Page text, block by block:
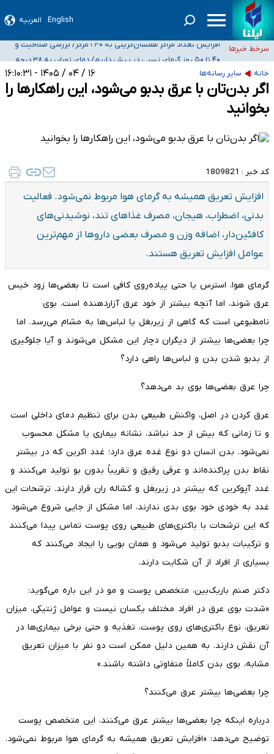
English العربیه
سرخط خبرها :
ضرورت آموزش حریم خصوصی در فضای آنلاین در مدارس/ هزینه‌های سنگین
اجتماعی انتشار تصاویر خصوصی برای قربانیان/ سوءاستفاده مجرمان از ترس
رسوایی
نظارت‌ها به سازمان تبلیغات واگذار شده است
۴۰ تا ۵۰ روز گرمای نسبی در پیش داریم/ دمای تهران به ۳۸ درجه
موضع وزارت بهداشت درباره ظرفیت پزشکی کنکور ۱۴۰۵: خواستار اصلاح ظرفیت‌ها
هستیم، اما هنوز پاسخ مشخصی نگرفته‌ایم
تعویق آزمون ورودی دکترای تخصصی فرماندهی صحنه عملیات و دکترای تخصصی
جغرافیای نظامی دافوس آجا
خانه سایر رسانه‌ها ۱۶ / ۰۴ / ۱۴۰۵ - ۱۶:۱۰:۳۱
اگر بدن‌تان با عرق بدبو می‌شود، این راهکارها را
بخوانید
کد خبر : 1809821
افزایش تعریق همیشه به گرمای هوا مربوط نمی‌شود. فعالیت
بدنی، اضطراب، هیجان، مصرف غذاهای تند، نوشیدنی‌های
کافئین‌دار، اضافه وزن و مصرف بعضی داروها از مهم‌ترین
عوامل افزایش تعریق هستند.
گرمای هوا، استرس یا حتی پیاده‌روی کافی است تا بعضی‌ها زود خیس
عرق شوند، اما آنچه بیشتر از خود عرق آزاردهنده است، بوی
نامطبوعی است که گاهی از زیربغل یا لباس‌ها به مشام می‌رسد. اما
چرا بعضی‌ها بیشتر از دیگران دچار این مشکل می‌شوند و آیا جلوگیری
از بدبو شدن بدن و لباس‌ها راهی دارد؟
چرا عرق بعضی‌ها بوی بد می‌دهد؟
عرق کردن در اصل، واکنش طبیعی بدن برای تنظیم دمای داخلی است
و تا زمانی که بیش از حد نباشد، نشانه بیماری یا مشکل محسوب
نمی‌شود. بدن انسان دو نوع غده عرق دارد؛ غدد اکرین که در بیشتر
نقاط بدن پراکنده‌اند و عرقی رقیق و تقریباً بدون بو تولید می‌کنند و
غدد آپوکرین که بیشتر در زیربغل و کشاله ران قرار دارند. ترشحات این
غدد به خودی خود بوی بدی ندارند، اما مشکل از جایی شروع می‌شود
که این ترشحات با باکتری‌های طبیعی روی پوست تماس پیدا می‌کنند
و ترکیبات بدبو تولید می‌شود و همان بویی را ایجاد می‌کنند که
بسیاری از افراد از آن شکایت دارند.
دکتر صنم باریک‌بین، متخصص پوست و مو در این باره می‌گوید:
«شدت بوی عرق در افراد مختلف یکسان نیست و عوامل ژنتیکی، میزان
تعریق، نوع باکتری‌های روی پوست، تغذیه و حتی برخی بیماری‌ها در
آن نقش دارند. به همین دلیل ممکن است دو نفر با میزان تعریق
مشابه، بوی بدن کاملاً متفاوتی داشته باشند.»
چرا بعضی‌ها بیشتر عرق می‌کنند؟
درباره اینکه چرا بعضی‌ها بیشتر عرق می‌کنند، این متخصص پوست
توضیح می‌دهد: «افزایش تعریق همیشه به گرمای هوا مربوط نمی‌شود.